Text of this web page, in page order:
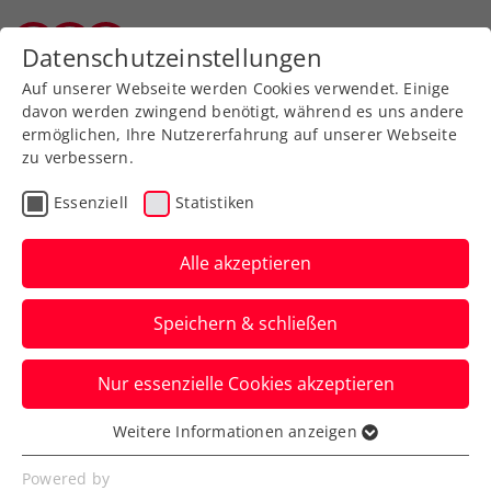
Zurück zur Newsübersicht
Ausbildung
Großer Erfolg der 1.
Fortbildung mit Melzer
Im April gibt es noch eine Chance, vom
umfangreichen Wissen des Ex-
Weltklassespielers zu profitieren.
Verfasst von: Manuel Wachta, 04.03.2026
Datenschutzeinstellungen
Auf unserer Webseite werden Cookies verwendet. Einige
davon werden zwingend benötigt, während es uns andere
ermöglichen, Ihre Nutzererfahrung auf unserer Webseite
zu verbessern.
Essenziell Statistiken
Alle akzeptieren
Speichern & schließen
Nur essenzielle Cookies akzeptieren
Essenziell
Essenzielle Cookies werden für grundlegende
Weitere Informationen anzeigen
Powered by